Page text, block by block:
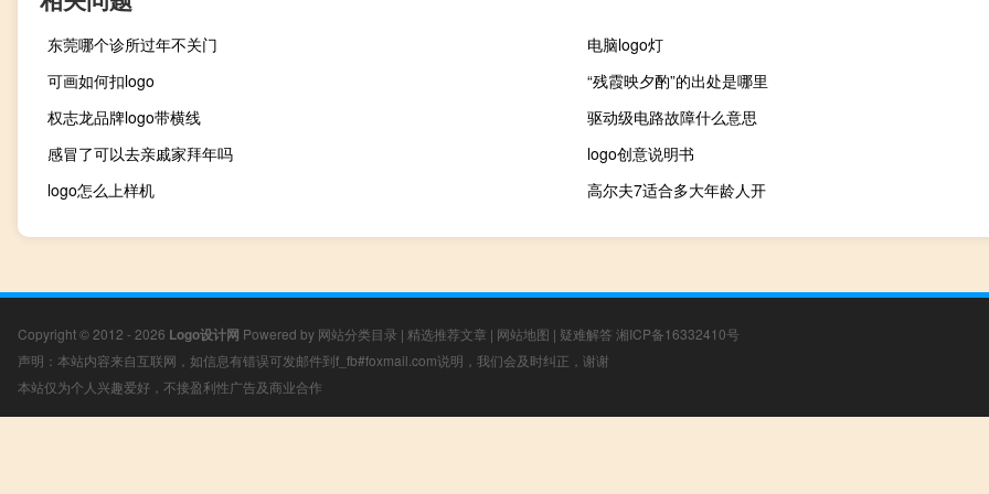
东莞哪个诊所过年不关门
电脑logo灯
可画如何扣logo
“残霞映夕酌”的出处是哪里
权志龙品牌logo带横线
驱动级电路故障什么意思
感冒了可以去亲戚家拜年吗
logo创意说明书
logo怎么上样机
高尔夫7适合多大年龄人开
Copyright © 2012 - 2026 Logo设计网 Powered by 网站分类目录 | 精选推荐文章 | 网站地图 | 疑难解答 湘ICP备16332410号
声明：本站内容来自互联网，如信息有错误可发邮件到f_fb#foxmail.com说明，我们会及时纠正，谢谢
本站仅为个人兴趣爱好，不接盈利性广告及商业合作